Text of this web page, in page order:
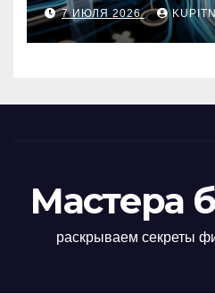
сдачи
7 ИЮЛЯ 2026
Мастера
раскрываем секреты